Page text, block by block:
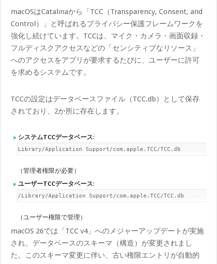
macOSはCatalinaから「TCC（Transparency, Consent, a​nd
Control）」と呼ばれるプライバシー保護フレームワークを
強化し続けています。TCCは、マイク・カメラ・画面収録・
フルディスクアクセスなどの「センシティブなリソース」
へのアクセスをアプリが要求するたびに、ユーザーに許可
を求めるシステムです。
TCCの設定はデータベースファイル（TCC.db）として保存
されており、2か所に存在します。
システムTCCデータベース:
/Library/Application Support/com.apple.TCC/TCC.db
（管理者権限が必要）
ユーザーTCCデータベース:
~/Library/Application Support/com.apple.TCC/TCC.db
（ユーザー権限で管理）
macOS 26では「TCC v4」へのメジャーアップデートが実施
され、データベースのスキーマ（構造）が変更されまし
た。このスキーマ変更に伴い、古い権限エントリが自動的